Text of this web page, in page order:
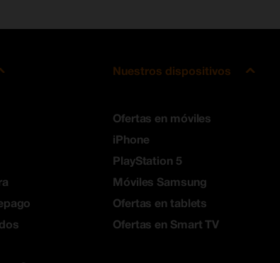
Nuestros dispositivos
Ofertas en móviles
iPhone
PlayStation 5
Móviles Samsung
Ofertas en tablets
Ofertas en Smart TV